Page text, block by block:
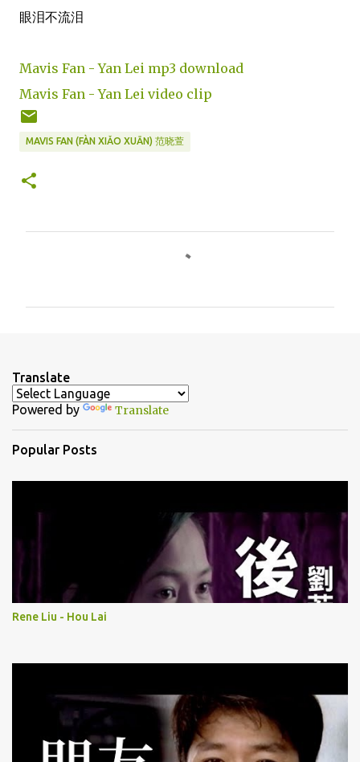
眼泪不流泪
Mavis Fan - Yan Lei mp3 download
Mavis Fan - Yan Lei video clip
MAVIS FAN (FÀN XIǍO XUĀN) 范晓萱
t
s
Translate
Powered by Translate
Popular Posts
Rene Liu - Hou Lai